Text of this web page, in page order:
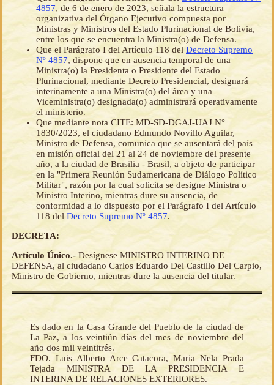
4857, de 6 de enero de 2023, señala la estructura
organizativa del Órgano Ejecutivo compuesta por
Ministras y Ministros del Estado Plurinacional de Bolivia,
entre los que se encuentra la Ministra(o) de Defensa.
Que el Parágrafo I del Artículo 118 del Decreto Supremo
Nº 4857, dispone que en ausencia temporal de una
Ministra(o) la Presidenta o Presidente del Estado
Plurinacional, mediante Decreto Presidencial, designará
interinamente a una Ministra(o) del área y una
Viceministra(o) designada(o) administrará operativamente
el ministerio.
Que mediante nota CITE: MD-SD-DGAJ-UAJ N°
1830/2023, el ciudadano Edmundo Novillo Aguilar,
Ministro de Defensa, comunica que se ausentará del país
en misión oficial del 21 al 24 de noviembre del presente
año, a la ciudad de Brasilia - Brasil, a objeto de participar
en la "Primera Reunión Sudamericana de Diálogo Político
Militar", razón por la cual solicita se designe Ministra o
Ministro Interino, mientras dure su ausencia, de
conformidad a lo dispuesto por el Parágrafo I del Artículo
118 del Decreto Supremo Nº 4857.
DECRETA:
Artículo Único.- Desígnese MINISTRO INTERINO DE
DEFENSA, al ciudadano Carlos Eduardo Del Castillo Del Carpio,
Ministro de Gobierno, mientras dure la ausencia del titular.
Es dado en la Casa Grande del Pueblo de la ciudad de
La Paz, a los veintiún días del mes de noviembre del
año dos mil veintitrés.
FDO. Luis Alberto Arce Catacora, Maria Nela Prada
Tejada MINISTRA DE LA PRESIDENCIA E
INTERINA DE RELACIONES EXTERIORES.